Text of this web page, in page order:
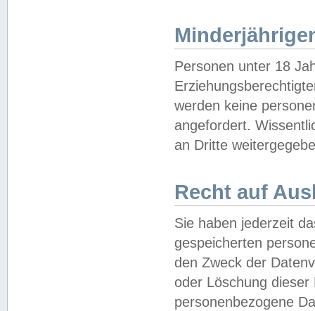
Personen unter 18
werden keine
angefordert.
an Dritte
Recht auf
Sie haben jederzeit
gespeicherten
den Zweck der
oder Löschung
personenbezogene